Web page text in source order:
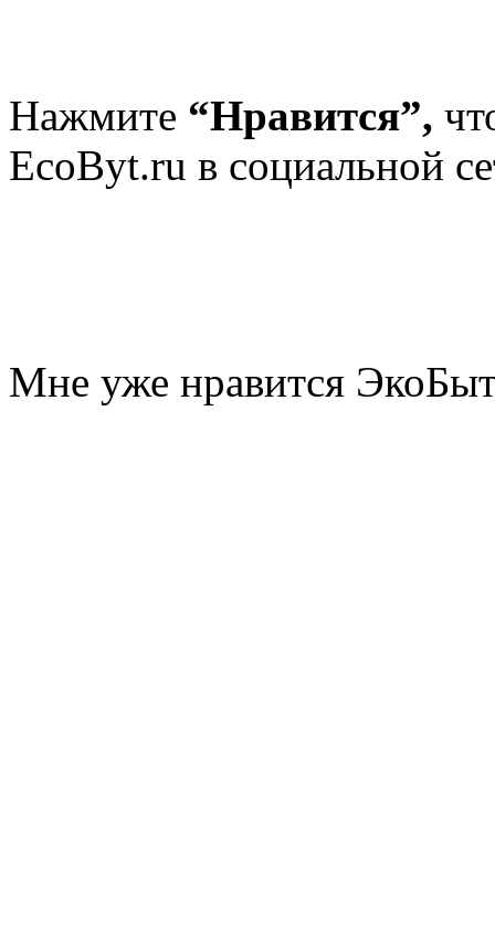
Нажмите “Нравится”,
EcoByt.ru в социальной
Мне уже нравится